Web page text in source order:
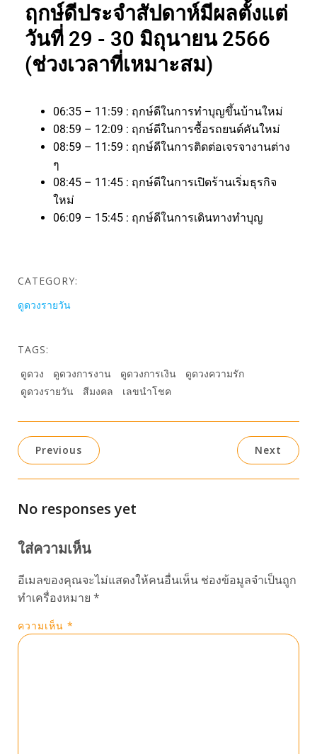
ฤกษ์ดีประจำสัปดาห์มีผลตั้งแต่
วันที่ 29 - 30 มิถุนายน 2566
(ช่วงเวลาที่เหมาะสม)
06:35 – 11:59 : ฤกษ์ดีในการทำบุญขึ้นบ้านใหม่
08:59 – 12:09 : ฤกษ์ดีในการซื้อรถยนต์คันใหม่
08:59 – 11:59 : ฤกษ์ดีในการติดต่อเจรจางานต่าง
ๆ
08:45 – 11:45 : ฤกษ์ดีในการเปิดร้านเริ่มธุรกิจ
ใหม่
06:09 – 15:45 : ฤกษ์ดีในการเดินทางทำบุญ
CATEGORY:
ดูดวงรายวัน
TAGS:
ดูดวง
ดูดวงการงาน ดูดวงการเงิน
ดูดวงความรัก
ดูดวงรายวัน
สีมงคล เลขนำโชค
Previous Next
No responses yet
ใส่ความเห็น
อีเมลของคุณจะไม่แสดงให้คนอื่นเห็น ช่องข้อมูลจำเป็นถูก
ทำเครื่องหมาย *
ความเห็น *